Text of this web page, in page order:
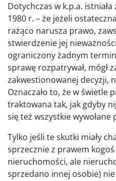
Dotychczas w k.p.a.
1980 r. – że jeżeli
rażąco narusza prawo,
stwierdzenie jej
ograniczony żadnym
sprawę rozpatrywał, mógł
zakwestionowanej decyzji,
Oznaczało to, że w świetle
traktowana tak, jak gdyby
się też wszystkie wywołane
Tylko jeśli te skutki miały
sprzecznie z prawem kogoś
nieruchomości, ale
sprzedano innej osobie)